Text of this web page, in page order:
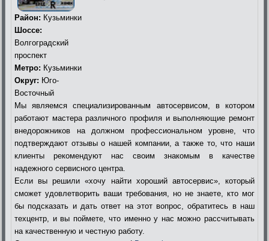
Район: Кузьминки
Шоссе:
Волгоградский
проспект
Метро: Кузьминки
Округ: Юго-
Восточный
Мы являемся специализированным автосервисом, в котором
работают мастера различного профиля и выполняющие ремонт
внедорожников на должном профессиональном уровне, что
подтверждают отзывы о нашей компании, а также то, что наши
клиенты рекомендуют нас своим знакомым в качестве
надежного сервисного центра.
Если вы решили «хочу найти хороший автосервис», который
сможет удовлетворить ваши требования, но не знаете, кто мог
бы подсказать и дать ответ на этот вопрос, обратитесь в наш
техцентр, и вы поймете, что именно у нас можно рассчитывать
на качественную и честную работу.